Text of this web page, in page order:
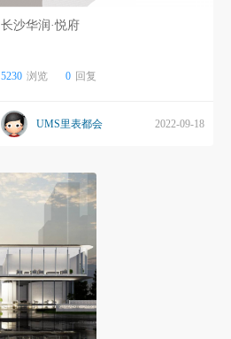
长沙华润·悦府
5230 浏览 0 回复
UMS里表都会 2022-09-18